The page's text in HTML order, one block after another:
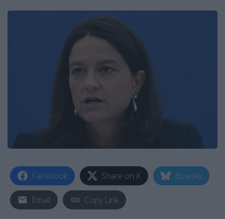
Facebook Share on X Bluesky
Email Copy Link